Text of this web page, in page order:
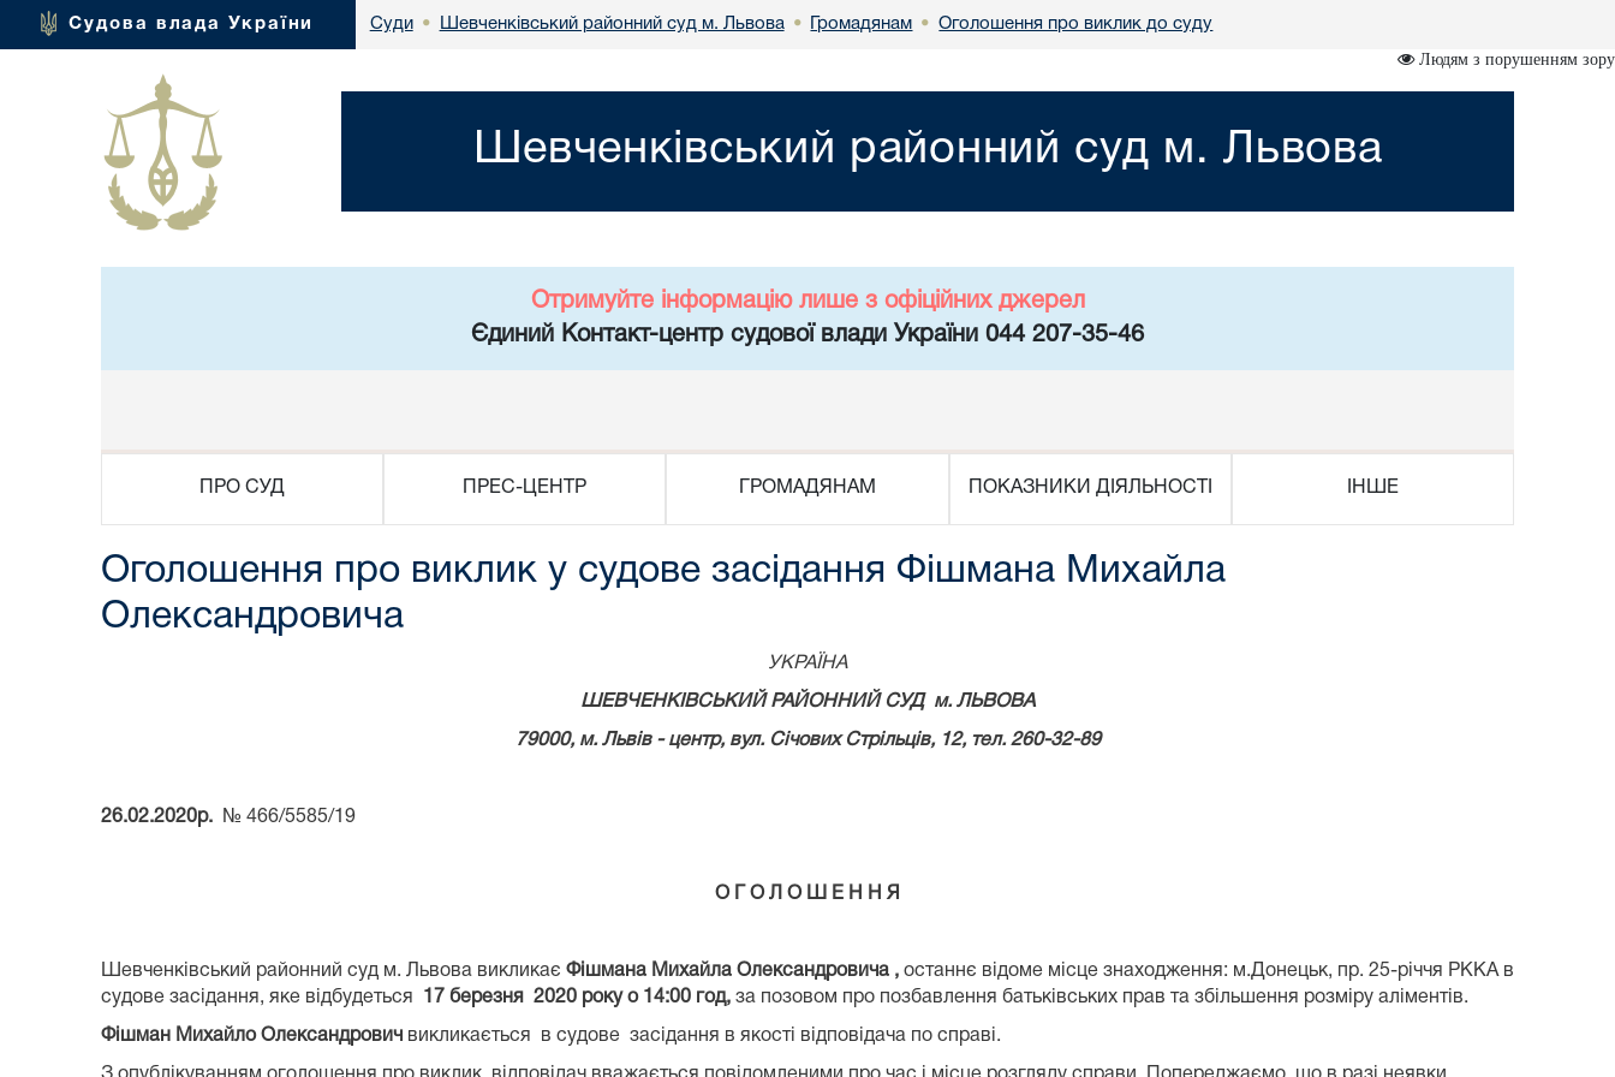
Судова влада України Суди • Шевченківський районний суд м. Львова • Громадянам • Оголошення про виклик до суду
Людям з порушенням зору
Шевченківський районний суд м. Львова
Отримуйте інформацію лише з офіційних джерел
Єдиний Контакт-центр судової влади України 044 207-35-46
ПРО СУД ПРЕС-ЦЕНТР ГРОМАДЯНАМ ПОКАЗНИКИ ДІЯЛЬНОСТІ ІНШЕ
Оголошення про виклик у судове засідання Фішмана Михайла
Олександровича
УКРАЇНА
ШЕВЧЕНКІВСЬКИЙ РАЙОННИЙ СУД м. ЛЬВОВА
79000, м. Львів - центр, вул. Січових Стрільців,12, тел. 260-32-89
26.02.2020р. № 466/5585/19
О Г О Л О Ш Е Н Н Я
Шевченківський районний суд м. Львова викликає Фішмана Михайла Олександровича , останнє відоме місце знаходження: м.Донецьк, пр. 25-річчя РККА в
судове засідання, яке відбудеться 17 березня 2020 року о 14:00 год, за позовом про позбавлення батьківських прав та збільшення розміру аліментів.
Фішман Михайло Олександрович викликається в судове засідання в якості відповідача по справі.